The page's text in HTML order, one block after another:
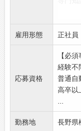
【株
景気
1,250
景気変
店舗以
海外市
働ける
成感
と成長
なくチ
きる環
【研修
入社後
不動産
での流
行しな
るた
■施工
・依頼
施工内
ます。
・実際
商談な
・工事
計画通
・工事
と連携
雇用形態 正社員
応募資格
【必須
経験不
普通自
高卒以
...
勤務地 長野県